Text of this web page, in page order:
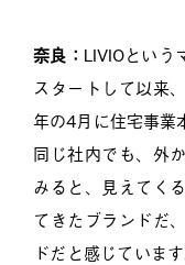
奈良： LIVIOという
スタートして以来
年の4月に住宅事業
同じ社内でも、外
みると、見えてく
てきたブランドだ
ドだと感じていま